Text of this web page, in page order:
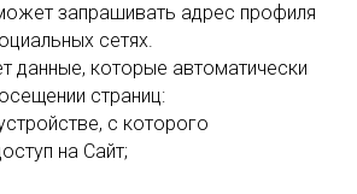
запрашивать адрес профиля
сетях.
данные, которые автоматически
страниц:
с которого
на Сайт;